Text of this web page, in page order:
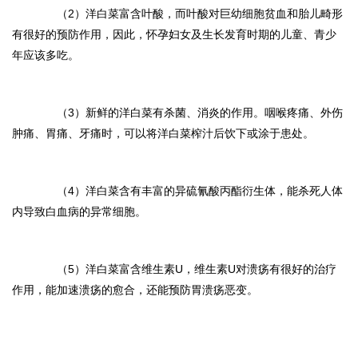
（2）洋白菜富含叶酸，而叶酸对巨幼细胞贫血和胎儿畸形
有很好的预防作用，因此，怀孕妇女及生长发育时期的儿童、青少
年应该多吃。
（3）新鲜的洋白菜有杀菌、消炎的作用。咽喉疼痛、外伤
肿痛、胃痛、牙痛时，可以将洋白菜榨汁后饮下或涂于患处。
（4）洋白菜含有丰富的异硫氰酸丙酯衍生体，能杀死人体
内导致白血病的异常细胞。
（5）洋白菜富含维生素U，维生素U对溃疡有很好的治疗
作用，能加速溃疡的愈合，还能预防胃溃疡恶变。